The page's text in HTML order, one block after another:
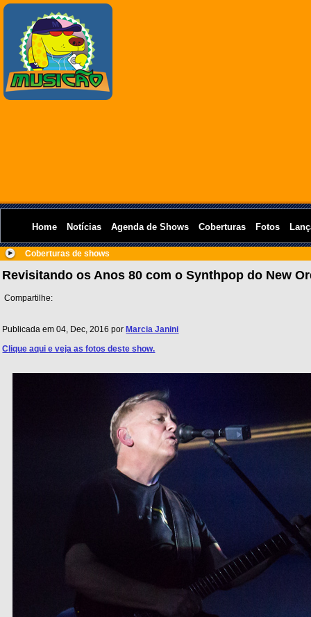
Home Notícias Agenda de Shows Coberturas Fotos
Coberturas de shows
Revisitando os Anos 80 com o Synthpop do New
Compartilhe:
Publicada em 04, Dec, 2016 por Marcia Janini
Clique aqui e veja as fotos deste show.